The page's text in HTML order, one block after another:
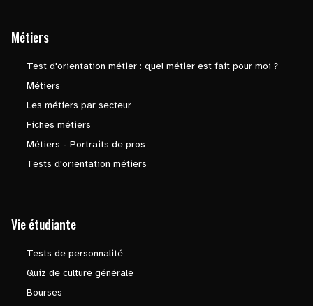
Métiers
Test d'orientation métier : quel métier est fait pour moi ?
Métiers
Les métiers par secteur
Fiches métiers
Métiers - Portraits de pros
Tests d'orientation métiers
Vie étudiante
Tests de personnalité
Quiz de culture générale
Bourses